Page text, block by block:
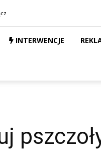
INTERWENCJE